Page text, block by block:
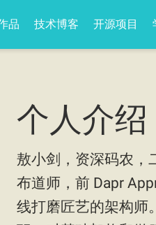
品 技术博客 开源项目
个人介绍
敖小剑，资深码农，
布道师，前 Dapr
线打磨匠艺的架构师